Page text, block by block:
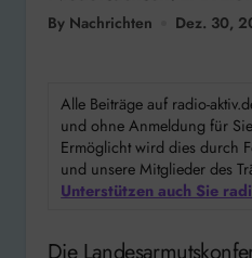
By Nachrichten Dez. 30,
Alle Beiträge auf radio-
und ohne Anmeldung für
Ermöglicht wird dies durch
und unsere Mitglieder des
Unterstützen auch Sie